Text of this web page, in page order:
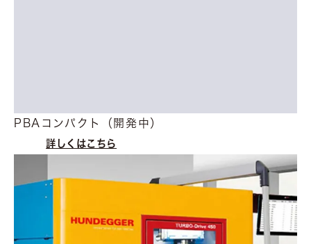
PBAコンパクト（開発中）
詳しくはこちら